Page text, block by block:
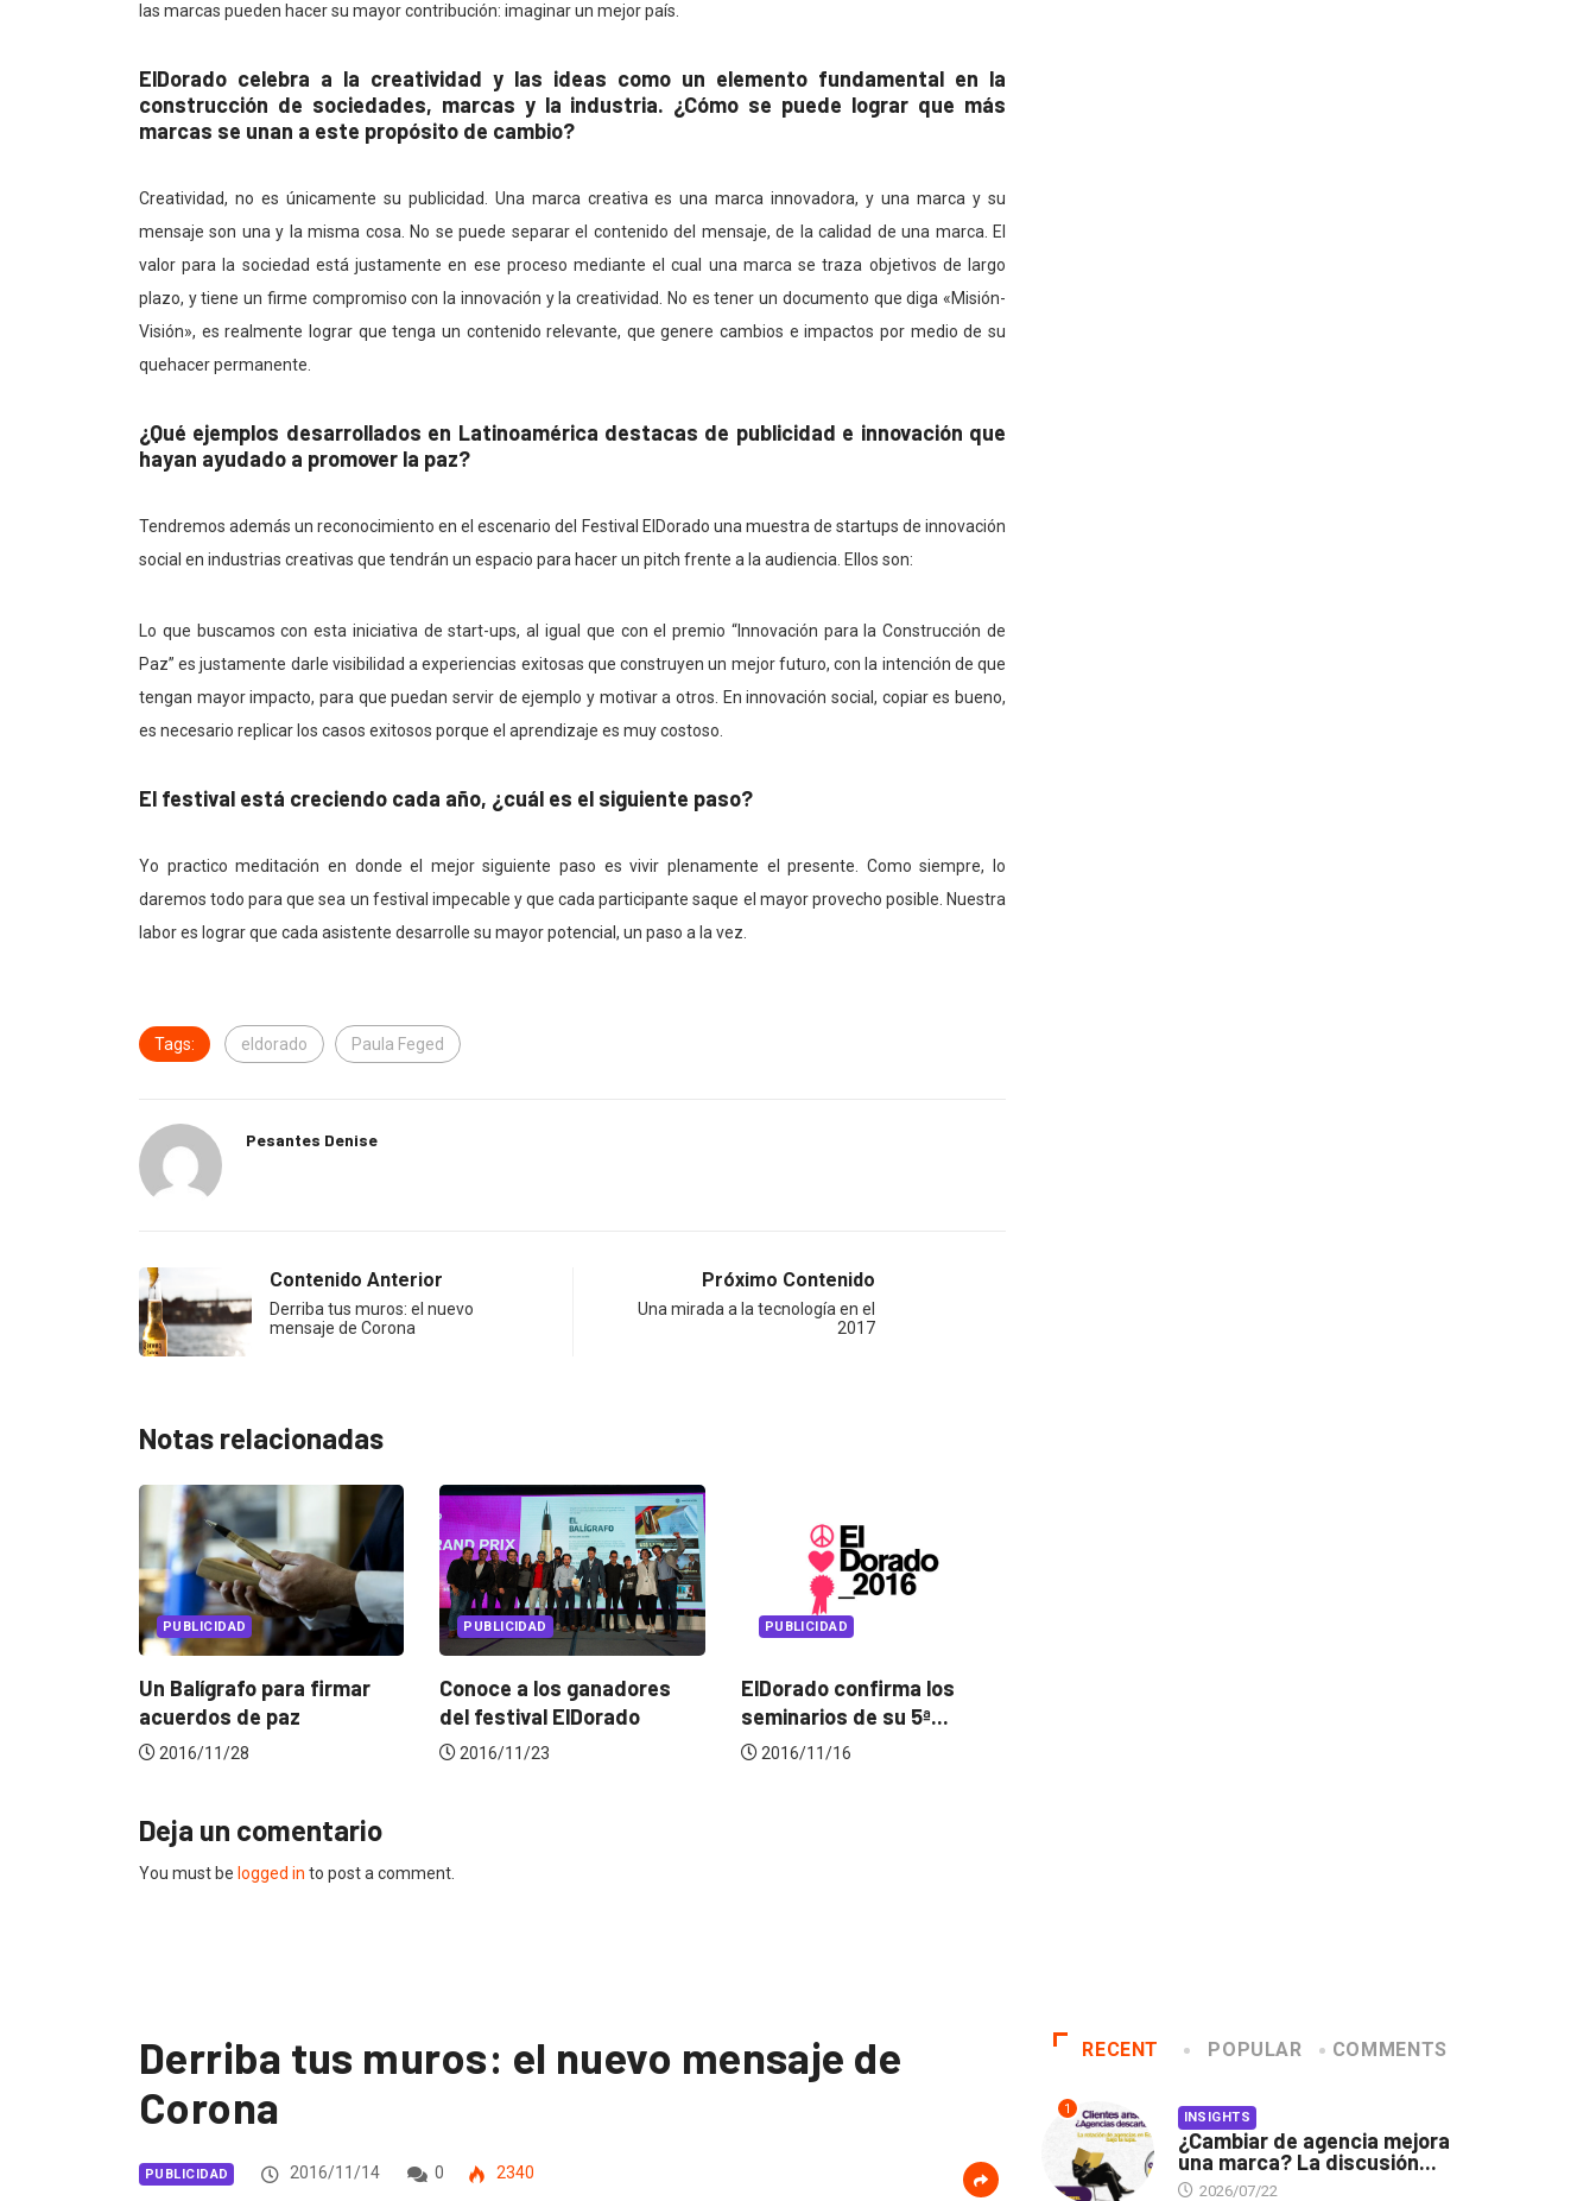
las marcas pueden hacer su mayor contribución: imaginar un mejor país.
ElDorado celebra a la creatividad y las ideas como un elemento fundamental en la
construcción de sociedades, marcas y la industria. ¿Cómo se puede lograr que más
marcas se unan a este propósito de cambio?
Creatividad, no es únicamente su publicidad. Una marca creativa es una marca innovadora, y una marca y su
mensaje son una y la misma cosa. No se puede separar el contenido del mensaje, de la calidad de una marca. El
valor para la sociedad está justamente en ese proceso mediante el cual una marca se traza objetivos de largo
plazo, y tiene un firme compromiso con la innovación y la creatividad. No es tener un documento que diga «Misión-
Visión», es realmente lograr que tenga un contenido relevante, que genere cambios e impactos por medio de su
quehacer permanente.
¿Qué ejemplos desarrollados en Latinoamérica destacas de publicidad e innovación que
hayan ayudado a promover la paz?
Tendremos además un reconocimiento en el escenario del Festival ElDorado una muestra de startups de innovación
social en industrias creativas que tendrán un espacio para hacer un pitch frente a la audiencia. Ellos son:
Lo que buscamos con esta iniciativa de start-ups, al igual que con el premio “Innovación para la Construcción de
Paz” es justamente darle visibilidad a experiencias exitosas que construyen un mejor futuro, con la intención de que
tengan mayor impacto, para que puedan servir de ejemplo y motivar a otros. En innovación social, copiar es bueno,
es necesario replicar los casos exitosos porque el aprendizaje es muy costoso.
El festival está creciendo cada año, ¿cuál es el siguiente paso?
Yo practico meditación en donde el mejor siguiente paso es vivir plenamente el presente. Como siempre, lo
daremos todo para que sea un festival impecable y que cada participante saque el mayor provecho posible. Nuestra
labor es lograr que cada asistente desarrolle su mayor potencial, un paso a la vez.
Tags: eldorado Paula Feged
Pesantes Denise
Contenido Anterior
Derriba tus muros: el nuevo
mensaje de Corona
Próximo Contenido
Una mirada a la tecnología en el
2017
Notas relacionadas
PUBLICIDAD
Conoce a los ganadores
del festival ElDorado
2016/11/23
PUBLICIDAD
ElDorado confirma los
seminarios de su 5ª...
2016/11/16
PUBLICIDAD
Un Balígrafo para firmar
acuerdos de paz
2016/11/28
Deja un comentario
You must be logged in to post a comment.
Derriba tus muros: el nuevo mensaje de
Corona
PUBLICIDAD 2016/11/14 0 2340
RECENT POPULAR COMMENTS
1 INSIGHTS
¿Cambiar de agencia mejora
una marca? La discusión...
2026/07/22